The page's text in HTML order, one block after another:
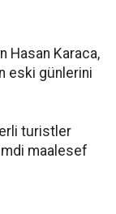
Hasan Karaca,
eski günlerini
turistler
maalesef